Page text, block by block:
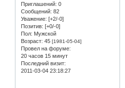
Приглашений: 0
Сообщений: 82
Уважение: [+2/-0]
Позитив: [+0/-0]
Пол: Мужской
Возраст: 45 [1981-05-04]
Провел на форуме:
20 часов 15 минут
Последний визит:
2011-03-04 23:18:27